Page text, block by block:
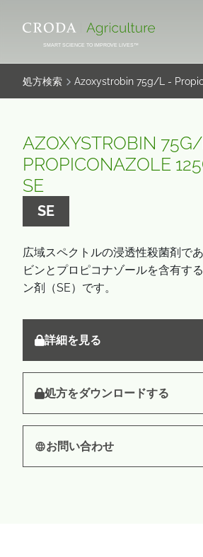
ン
を
ー
ス
SMART SCIENCE TO IMPROVE LIVES™
処方検索 Azoxystrobin 75g/L -
AZOXYSTROBIN
PROPICONAZOLE
SE
SE
広域スペクトルの浸透性殺菌剤で
ビンとプロピコナゾールを含有す
ン剤（SE）です。
詳細を見る
処方をダウンロードする
お問い合わせ